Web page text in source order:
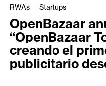
C
r
i
p
RWAs Startups
OpenBazaar
“OpenBazaar
creando el
publicitario